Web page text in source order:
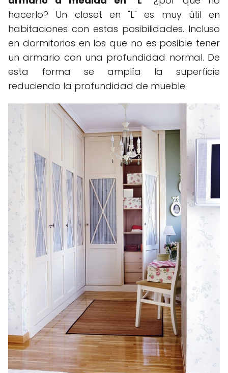
hacerlo? Un closet en "L" es muy útil en
habitaciones con estas posibilidades. Incluso
en dormitorios en los que no es posible tener
un armario con una profundidad normal. De
esta forma se amplía la superficie
reduciendo la profundidad de mueble.